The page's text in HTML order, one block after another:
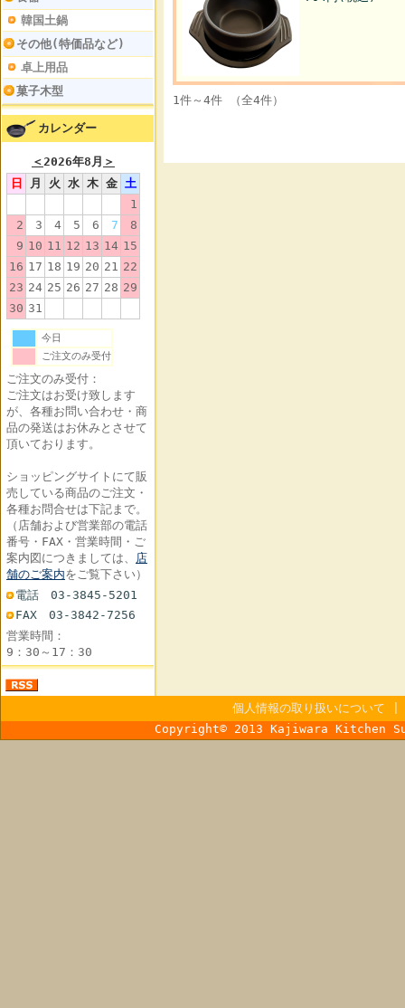
韓国土鍋
その他(特価品など)
卓上用品
菓子木型
カレンダー
＜2026年8月 ＞
日
月 火 水 木 金 土
1
2
3 4 5 6 7
8
9 10 11 12 13 14 15
16 17 18 19 20 21 22
23 24 25 26 27 28 29
30 31
今日
ご注文のみ受付
ご注文のみ受付：
ご注文はお受け致します
が、各種お問い合わせ・商
品の発送はお休みとさせて
頂いております。
ショッピングサイトにて販
売している商品のご注文・
各種お問合せは下記まで。
（店舗および営業部の電話
番号・FAX・営業時間・ご
案内図につきましては、 店
舗のご案内をご覧下さい）
電話 03-3845-5201
FAX 03-3842-7256
営業時間：
9：30～17：30
1件～4件 （全4件）
個人情報の取り扱いについて
Copyright© 2013 Kajiwara Kitchen